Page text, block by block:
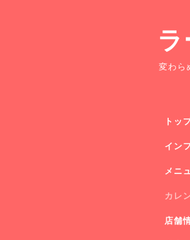
ラ
変わら
トッ
イン
メニ
カレ
店舗